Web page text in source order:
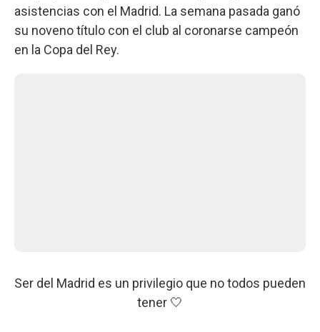
asistencias con el Madrid. La semana pasada ganó
su noveno título con el club al coronarse campeón
en la Copa del Rey.
Ser del Madrid es un privilegio que no todos pueden
tener 🤍